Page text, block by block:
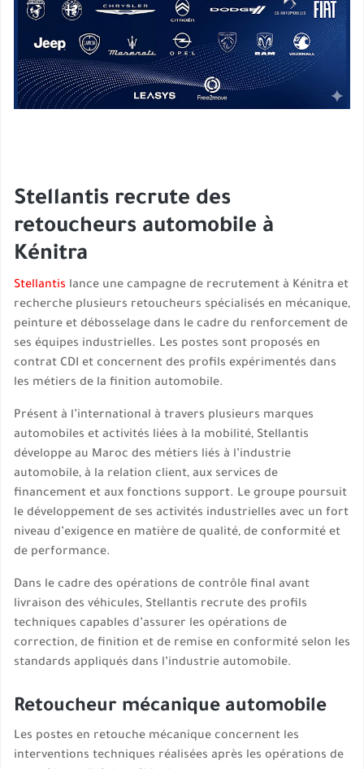
Stellantis recrute des
retoucheurs automobile à
Kénitra
Stellantis lance une campagne de recrutement à Kénitra et
recherche plusieurs retoucheurs spécialisés en mécanique,
peinture et débosselage dans le cadre du renforcement de
ses équipes industrielles. Les postes sont proposés en
contrat CDI et concernent des profils expérimentés dans
les métiers de la finition automobile.
Présent à l’international à travers plusieurs marques
automobiles et activités liées à la mobilité, Stellantis
développe au Maroc des métiers liés à l’industrie
automobile, à la relation client, aux services de
financement et aux fonctions support. Le groupe poursuit
le développement de ses activités industrielles avec un fort
niveau d’exigence en matière de qualité, de conformité et
de performance.
Dans le cadre des opérations de contrôle final avant
livraison des véhicules, Stellantis recrute des profils
techniques capables d’assurer les opérations de
correction, de finition et de remise en conformité selon les
standards appliqués dans l’industrie automobile.
Retoucheur mécanique automobile
Les postes en retouche mécanique concernent les
interventions techniques réalisées après les opérations de